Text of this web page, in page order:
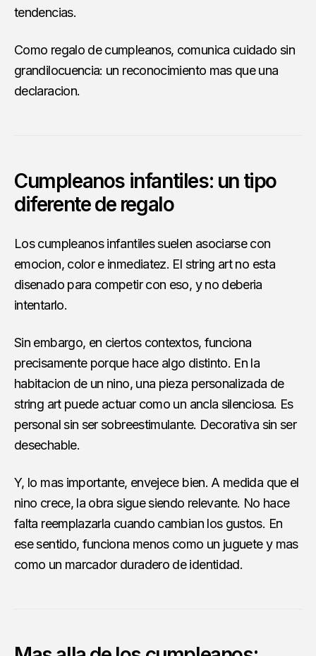
tendencias.
Como regalo de cumpleanos, comunica cuidado sin
grandilocuencia: un reconocimiento mas que una
declaracion.
Cumpleanos infantiles: un tipo
diferente de regalo
Los cumpleanos infantiles suelen asociarse con
emocion, color e inmediatez. El string art no esta
disenado para competir con eso, y no deberia
intentarlo.
Sin embargo, en ciertos contextos, funciona
precisamente porque hace algo distinto. En la
habitacion de un nino, una pieza personalizada de
string art puede actuar como un ancla silenciosa. Es
personal sin ser sobreestimulante. Decorativa sin ser
desechable.
Y, lo mas importante, envejece bien. A medida que el
nino crece, la obra sigue siendo relevante. No hace
falta reemplazarla cuando cambian los gustos. En
ese sentido, funciona menos como un juguete y mas
como un marcador duradero de identidad.